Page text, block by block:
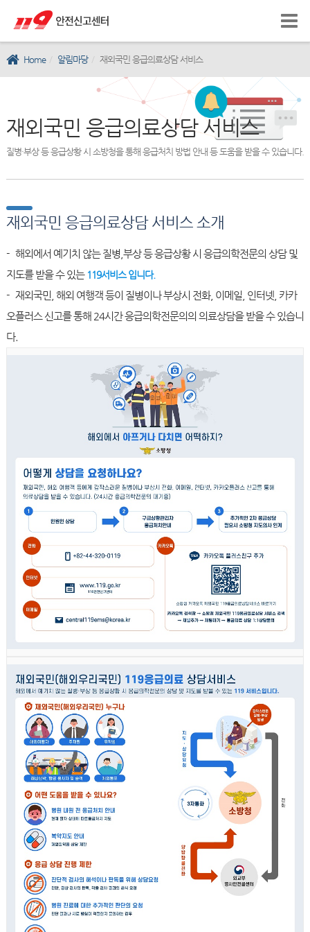
Home 알림마당 재외국민 응급의료상담 서비스
재외국민 응급의료상담 서비스
질병·부상 등 응급상황 시 소방청을 통해 응급처치 방법 안내 등 도움을 받을 수 있습니다.
재외국민 응급의료상담 서비스 소개
- 해외에서 예기치 않는 질병,부상 등 응급상황 시 응급의학전문의 상담 및
지도를 받을 수 있는 119서비스 입니다.
- 재외국민, 해외 여행객 등이 질병이나 부상시 전화, 이메일, 인터넷, 카카
오플러스 신고를 통해 24시간 응급의학전문의의 의료상담을 받을 수 있습니
다.